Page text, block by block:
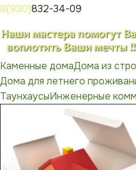
8(930)832-34-09
Каменные домаДома из
Дома для летнего
ТаунхаусыИнженерные